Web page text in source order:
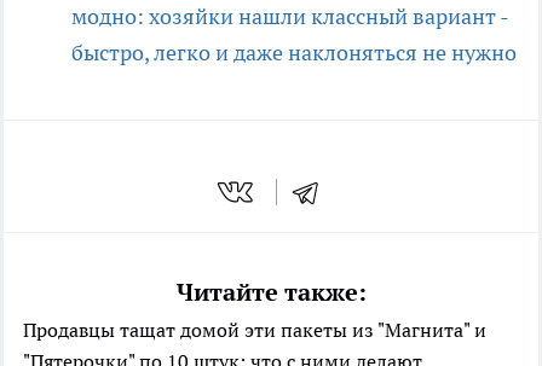
модно: хозяйки нашли классный вариант -
быстро, легко и даже наклоняться не нужно
Читайте также:
Продавцы тащат домой эти пакеты из "Магнита" и